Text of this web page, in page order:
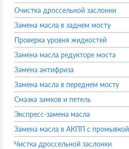
Очистка дроссельной заслонки
Замена масла в заднем мосту
Проверка уровня жидкостей
Замена масла редукторе моста
Замена антифриза
Замена масла в переднем мосту
Смазка замков и петель
Экспресс-замена масла
Замена масла в АКПП с промывкой
Чистка дроссельной заслонки